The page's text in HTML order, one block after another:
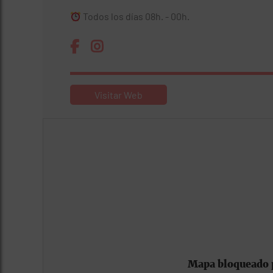
Todos los días 08h. - 00h.
Visitar Web
Mapa